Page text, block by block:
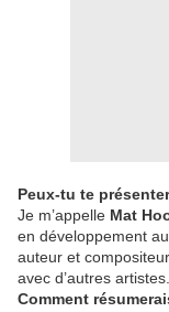
Peux-tu te
Je m’appelle Mat
en développement
auteur et
avec d’autres artistes.
Comment